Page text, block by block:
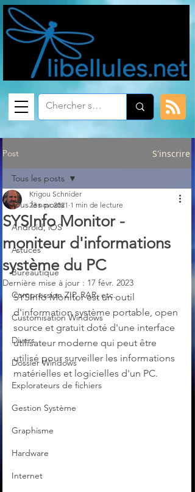
Post S'inscrire
Tous les posts
Android, iOS
Astuces
Bureautique
Compression ZIP, RAR, etc.
Customisation Windows
Divers
Dossier Windows
Explorateurs de fichiers
Gestion Système
Graphisme
Hardware
Internet
Tous les posts
SYSInfo Monitor -
moniteur d'informations
système du PC
Krigou Schnider
23 nov. 2021 1 min de lecture
Dernière mise à jour : 17 févr. 2023
SYSInfo Monitor est un outil
d'information système portable, open
source et gratuit doté d'une interface
utilisateur moderne qui peut être
utilisé pour surveiller les informations
matérielles et logicielles d'un PC.